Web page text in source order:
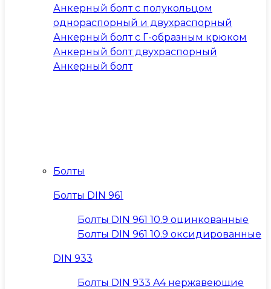
Анкерный болт с полукольцом
однораспорный и двухраспорный
Анкерный болт с Г-образным крюком
Анкерный болт двухраспорный
Анкерный болт
Болты
Болты DIN 961
Болты DIN 961 10.9 оцинкованные
Болты DIN 961 10.9 оксидированные
DIN 933
Болты DIN 933 A4 нержавеющие